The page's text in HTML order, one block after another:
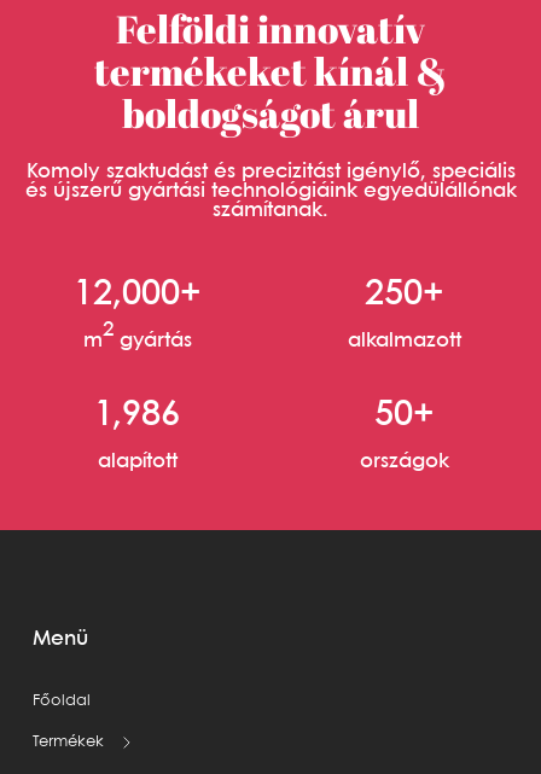
Felföldi innovatív
termékeket kínál &
boldogságot árul
Komoly szaktudást és precizitást igénylő, speciális
és újszerű gyártási technológiáink egyedülállónak
számítanak.
12,000+
m
2
gyártás
250+
alkalmazott
1,986
alapított
50+
országok
Menü
Főoldal
Termékek